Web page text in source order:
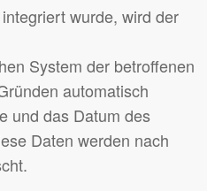
wurde, wird der
System der betroffenen
automatisch
und das Datum des
Daten werden nach